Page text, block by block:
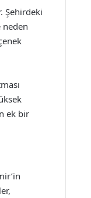
Şehirdeki
neden
ek bir